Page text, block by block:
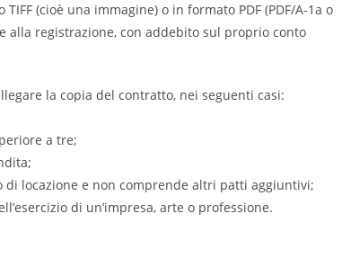
(cioè una immagine) o in formato PDF (PDF/A-1a o
alla registrazione, con addebito sul proprio conto
la copia del contratto, nei seguenti casi:
a tre;
locazione e non comprende altri patti aggiuntivi;
di un’impresa, arte o professione.